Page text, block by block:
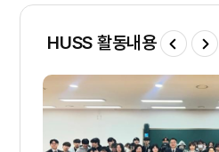
HUSS 활동내용